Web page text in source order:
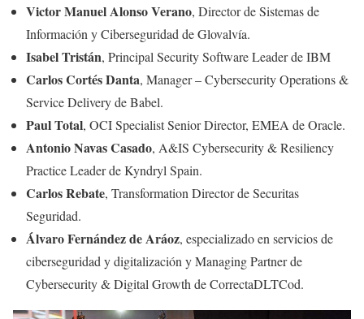
Victor Manuel Alonso Verano, Director de Sistemas de
Información y Ciberseguridad de Glovalvía.
Isabel Tristán, Principal Security Software Leader de IBM
Carlos Cortés Danta, Manager – Cybersecurity Operations &
Service Delivery de Babel.
Paul Total, OCI Specialist Senior Director, EMEA de Oracle.
Antonio Navas Casado, A&IS Cybersecurity & Resiliency
Practice Leader de Kyndryl Spain.
Carlos Rebate, Transformation Director de Securitas
Seguridad.
Álvaro Fernández de Aráoz, especializado en servicios de
ciberseguridad y digitalización y Managing Partner de
Cybersecurity & Digital Growth de CorrectaDLTCod.